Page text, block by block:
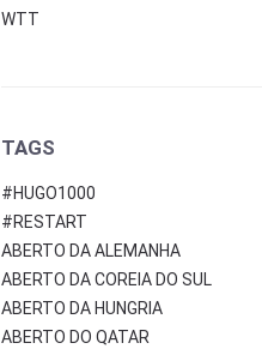
WTT
TAGS
#HUGO1000
#RESTART
ABERTO DA ALEMANHA
ABERTO DA COREIA DO SUL
ABERTO DA HUNGRIA
ABERTO DO QATAR